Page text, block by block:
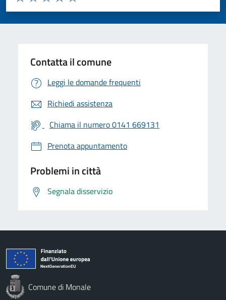
Valuta 5 stelle su 5
Valuta 4 stelle su 5
Valuta 3 stelle su 5
Valuta 2 stelle su 5
Valuta 1 stelle su 5
Contatta il comune
Leggi le domande frequenti
Richiedi assistenza
Chiama il numero 0141 669131
Prenota appuntamento
Problemi in città
Segnala disservizio
Comune di Monale